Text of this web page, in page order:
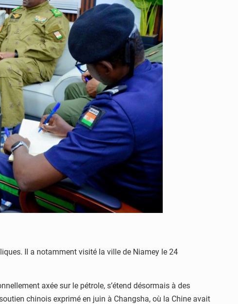
Il a notamment visité la ville de Niamey le 24
axée sur le pétrole, s’étend désormais à des
chinois exprimé en juin à Changsha, où la Chine avait